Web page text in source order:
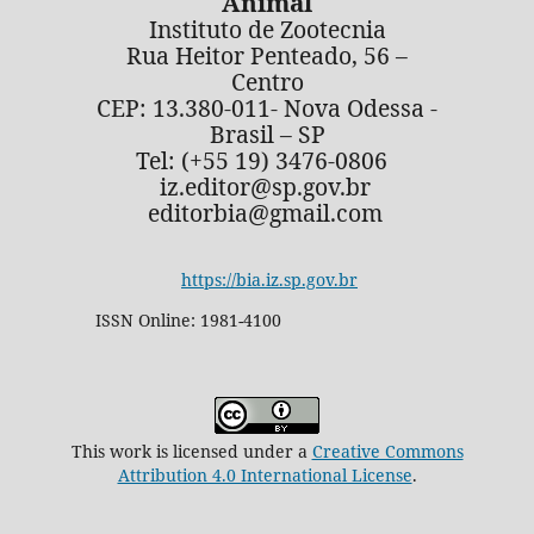
Instituto de Zootecnia
Rua Heitor Penteado, 56 –
Centro
CEP: 13.380-011- Nova Odessa -
Brasil – SP
Tel: (+55 19) 3476-0806
iz.editor@sp.gov.br
editorbia@gmail.com
https://bia.iz.sp.gov.br
ISSN Online: 1981-4100
This work is licensed under a Creative Commons
Attribution 4.0 International License.